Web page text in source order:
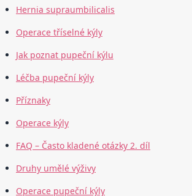
Hernia supraumbilicalis
Operace tříselné kýly
Jak poznat pupeční kýlu
Léčba pupeční kýly
Příznaky
Operace kýly
FAQ – Často kladené otázky 2. díl
Druhy umělé výživy
Operace pupeční kýly